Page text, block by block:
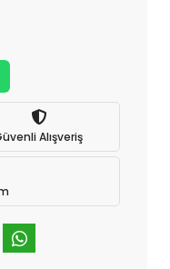
Alışveriş